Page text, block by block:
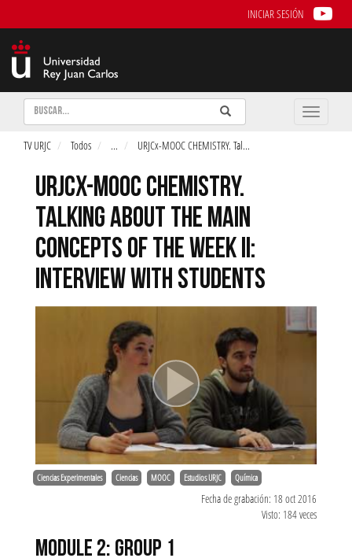
INICIAR SESIÓN
Buscar Enviar
Buscar
Toggle
TV URJC Todos ... URJCx-MOOC CHEMISTRY. Tal...
URJCX-MOOC CHEMISTRY.
TALKING ABOUT THE MAIN
CONCEPTS OF THE WEEK II:
INTERVIEW WITH STUDENTS
Ciencias Experimentales Ciencias MOOC Estudios URJC Química
Fecha de grabación: 18 oct 2016
Visto: 184 veces
MODULE 2: GROUP 1